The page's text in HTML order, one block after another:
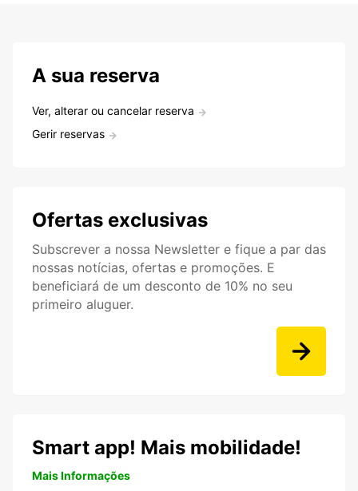
A sua reserva
Ver, alterar ou cancelar reserva
Gerir reservas
Ofertas exclusivas
Subscrever a nossa Newsletter e fique a par das
nossas notícias, ofertas e promoções. E
beneficiará de um desconto de 10% no seu
primeiro aluguer.
Smart app! Mais mobilidade!
Mais Informações